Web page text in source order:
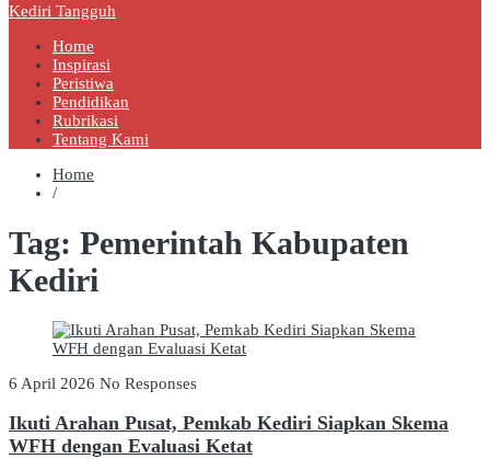
Kediri Tangguh
Home
Inspirasi
Peristiwa
Pendidikan
Rubrikasi
Tentang Kami
Home
/
Tag: Pemerintah Kabupaten
Kediri
6 April 2026 No Responses
Ikuti Arahan Pusat, Pemkab Kediri Siapkan Skema
WFH dengan Evaluasi Ketat